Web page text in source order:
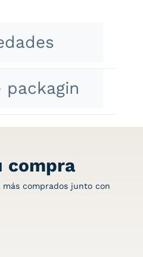
packagin
compra
comprados junto con